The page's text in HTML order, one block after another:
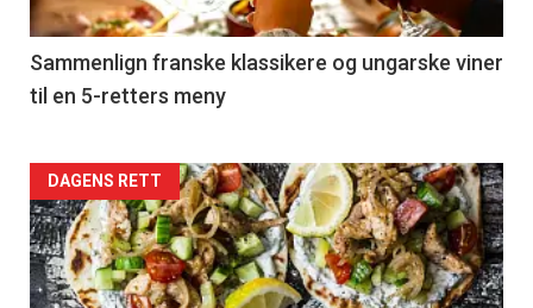
-
5
Sammenlign franske klassikere og ungarske viner
til en 5-retters meny
Forsiden
akkurat
nå
DAGENS RETT